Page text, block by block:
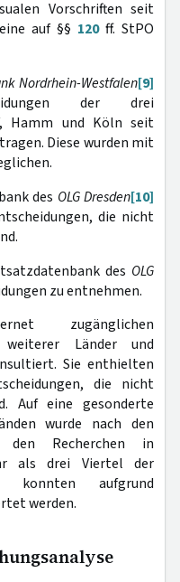
Vorschriften seit
auf §§ 120ff. StPO
Nordrhein-Westfalen[9]
der drei
Hamm und Köln seit
Diese wurden mit
des OLG Dresden[10]
die nicht
des OLG
zu entnehmen.
zugänglichen
weiterer Länder und
Sie enthielten
die nicht
Auf eine gesonderte
wurde nach den
Recherchen in
als drei Viertel der
konnten aufgrund
werden.